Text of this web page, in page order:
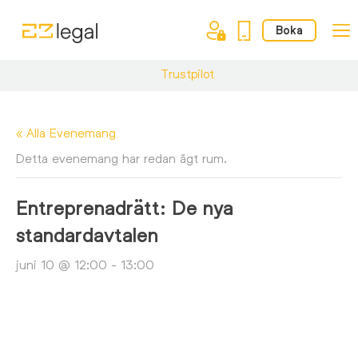
Boka
Trustpilot
« Alla Evenemang
Detta evenemang har redan ägt rum.
Entreprenadrätt: De nya
standardavtalen
juni 10 @ 12:00 - 13:00